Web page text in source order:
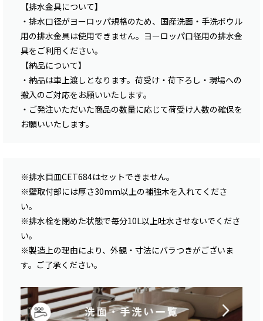
【排水金具について】
・排水口径がヨーロッパ規格のため、国産洗面・手洗ボウル
用の排水金具は使用できません。ヨーロッパ口径用の排水金
具をご利用ください。
【納品について】
・納品は車上渡しとなります。荷受け・荷下ろし・現場への
搬入のご対応をお願いいたします。
・ご発注いただいた商品の数量に応じて荷受け人数の確保を
お願いいたします。
※排水目皿CET684はセットできません。
※壁取付部には厚さ30mm以上の補強木を入れてくださ
い。
※排水栓を閉めた状態で毎分10L以上吐水させないでくださ
い。
※製造上の理由により、外観・寸法にバラつきがございま
す。ご了承ください。